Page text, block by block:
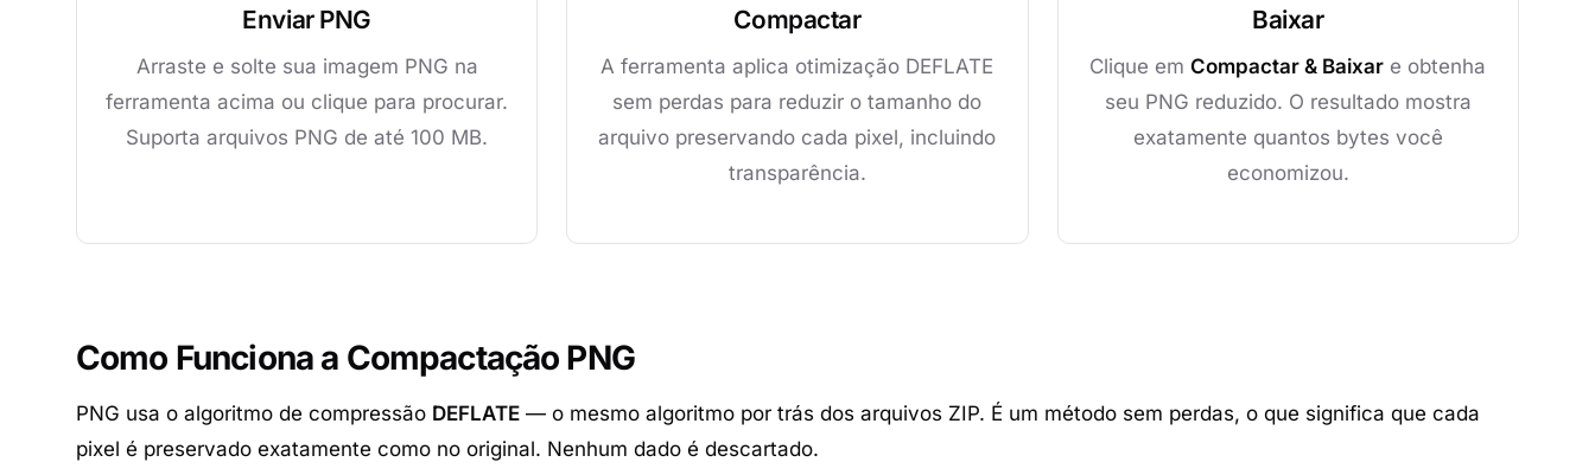
Enviar PNG
Arraste e solte sua imagem PNG na
ferramenta acima ou clique para procurar.
Suporta arquivos PNG de até 100 MB.
Compactar
A ferramenta aplica otimização DEFLATE
sem perdas para reduzir o tamanho do
arquivo preservando cada pixel, incluindo
transparência.
Baixar
Clique emCompactar & Baixar e obtenha
seu PNG reduzido. O resultado mostra
exatamente quantos bytes você
economizou.
Como Funciona a Compactação PNG
PNG usa o algoritmo de compressão DEFLATE — o mesmo algoritmo por trás dos arquivos ZIP. É um método sem perdas, o que significa que cada
pixel é preservado exatamente como no original. Nenhum dado é descartado.